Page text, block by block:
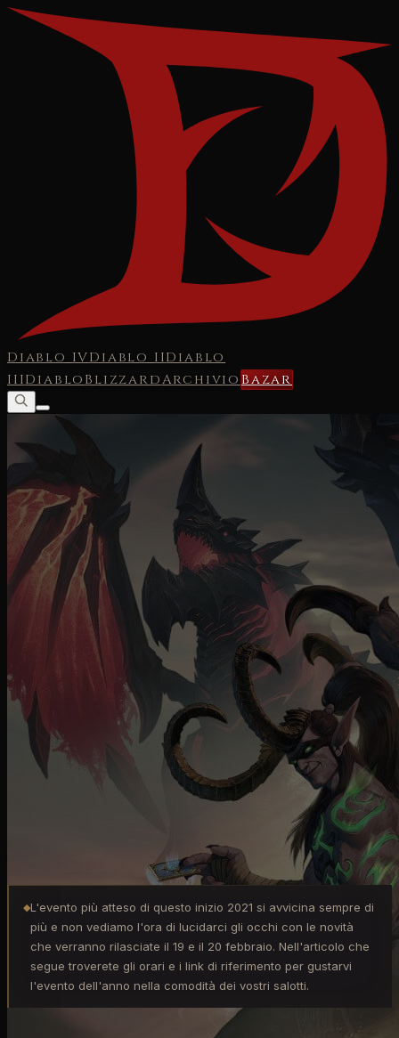
Diablo IVDiablo IIDiablo
IIIDiabloBlizzardArchivioBazar
BlizzConline
◆L'evento più atteso di questo inizio 2021 si avvicina sempre di
più e non vediamo l'ora di lucidarci gli occhi con le novità
che verranno rilasciate il 19 e il 20 febbraio. Nell'articolo che
segue troverete gli orari e i link di riferimento per gustarvi
l'evento dell'anno nella comodità dei vostri salotti.